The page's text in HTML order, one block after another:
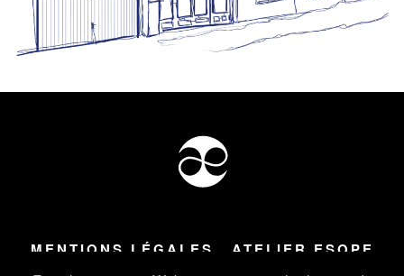
MENTIONS LÉGALES ATELIER ESOPE